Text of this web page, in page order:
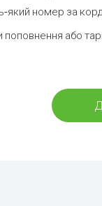
який номер за
поповнення або